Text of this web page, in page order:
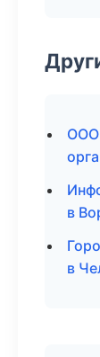
ООО
в
в